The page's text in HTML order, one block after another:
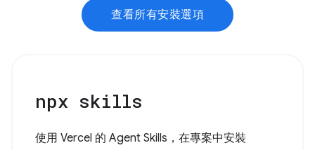
查看所有安裝選項
npx skills
使用 Vercel 的 Agent Skills，在專案中安裝